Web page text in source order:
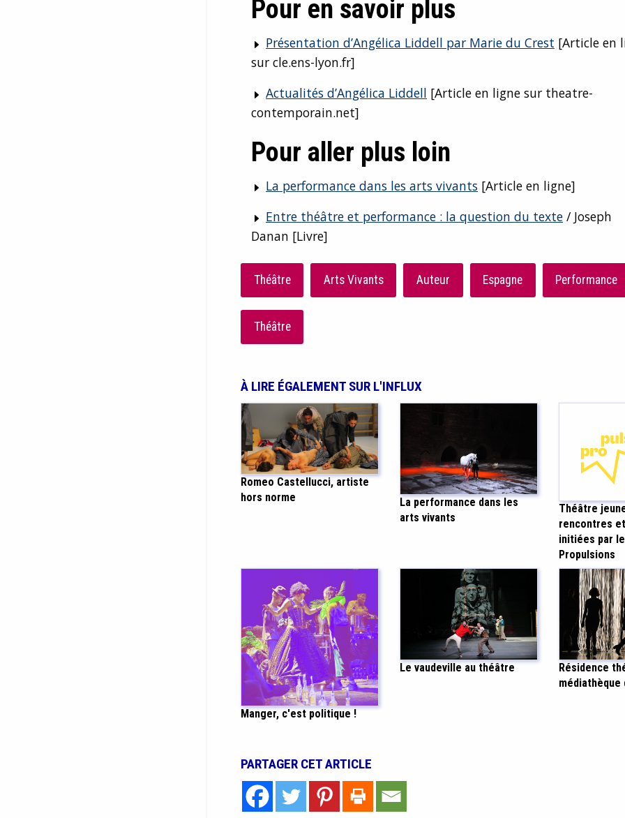
Pour en savoir plus
Présentation d’Angélica Liddell par Marie du Crest [Article en
sur cle.ens-lyon.fr]
Actualités d’Angélica Liddell [Article en ligne sur theatre-
contemporain.net]
Pour aller plus loin
La performance dans les arts vivants [Article en ligne]
Entre théâtre et performance : la question du texte / Joseph
Danan [Livre]
Théâtre Arts Vivants Auteur Espagne Performance
Théâtre
À LIRE ÉGALEMENT SUR L'INFLUX
Romeo Castellucci, artiste
hors norme
La performance dans les
arts vivants
Théâtre
rencontres
initiées par
Propulsions
Manger, c'est politique !
Le vaudeville au théâtre
Résidence
médiathèque
PARTAGER CET ARTICLE